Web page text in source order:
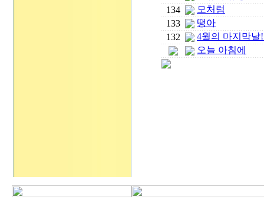
134
모처럼
133
땡아
132
4월의 마지막날
오늘 아침에